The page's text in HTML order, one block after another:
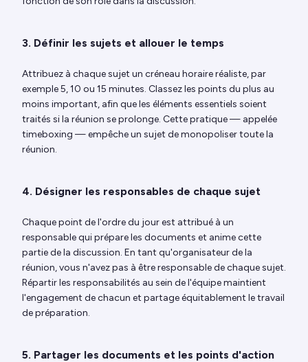
3. Définir les sujets et allouer le temps
Attribuez à chaque sujet un créneau horaire réaliste, par
exemple 5, 10 ou 15 minutes. Classez les points du plus au
moins important, afin que les éléments essentiels soient
traités si la réunion se prolonge. Cette pratique — appelée
timeboxing — empêche un sujet de monopoliser toute la
réunion.
4. Désigner les responsables de chaque sujet
Chaque point de l'ordre du jour est attribué à un
responsable qui prépare les documents et anime cette
partie de la discussion. En tant qu'organisateur de la
réunion, vous n'avez pas à être responsable de chaque sujet.
Répartir les responsabilités au sein de l'équipe maintient
l'engagement de chacun et partage équitablement le travail
de préparation.
5. Partager les documents et les points d'action